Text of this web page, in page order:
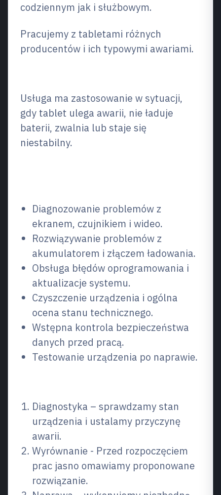
codziennym jak i służbowym.
Pracujemy z tabletami różnych
producentów i ich typowymi awariami.
Usługa ma zastosowanie w sytuacji,
gdy tablet ulega awarii, nie ładuje
baterii, zwalnia lub staje się
niestabilny.
Diagnozowanie problemów z
ekranem, czujnikiem i wideo.
Rozwiązywanie problemów z
akumulatorem i złączem ładowania.
Obsługa błędów oprogramowania i
aktualizacje systemu.
Czyszczenie urządzenia i ogólna
ocena stanu technicznego.
Wstępna kontrola bezpieczeństwa
danych przed pracą.
Testowanie urządzenia po naprawie.
Diagnostyka – sprawdzamy stan
urządzenia i ustalamy przyczynę
awarii.
Wyrównanie - Przed rozpoczęciem
prac jasno omawiamy proponowane
rozwiązanie.